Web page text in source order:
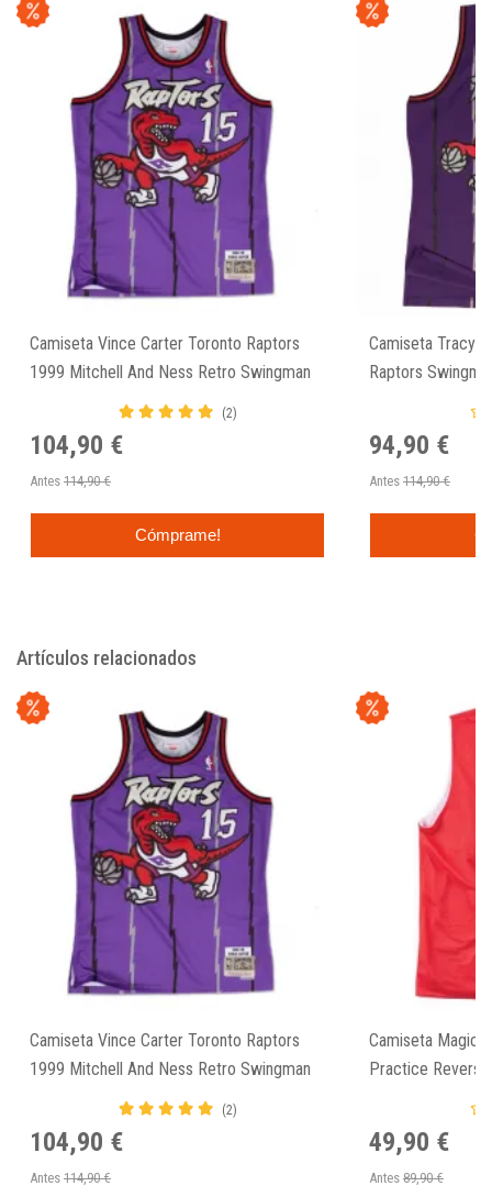
Camiseta Vince Carter Toronto Raptors
1999 Mitchell And Ness Retro Swingman
(2)
104,90 €
Antes 114,90 €
Cómprame!
Camiseta Tracy
Raptors
94,90 €
Antes 114,90 €
Artículos relacionados
Camiseta Vince Carter Toronto Raptors
1999 Mitchell And Ness Retro Swingman
(2)
104,90 €
Antes 114,90 €
Camiseta Magic
Practice
49,90 €
Antes 89,90 €